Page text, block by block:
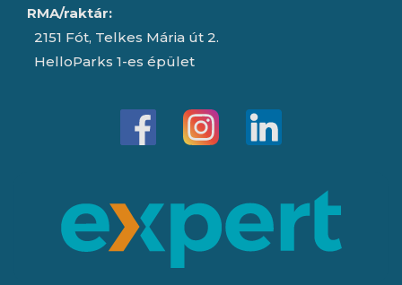
RMA/raktár:
2151 Fót, Telkes Mária út 2.
HelloParks 1-es épület